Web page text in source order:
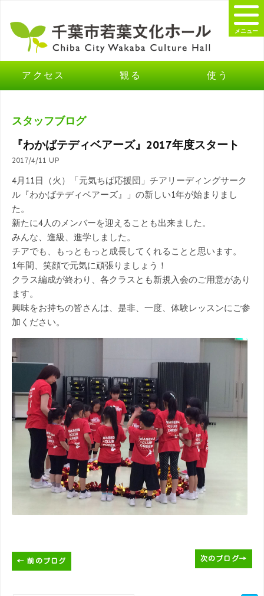
アクセス 観る 使う
メニュー
スタッフブログ
『わかばテディベアーズ』2017年度スタート
2017/4/11 UP
4月11日（火）「元気ちば応援団」チアリーディングサーク
ル『わかばテディベアーズ』」の新しい1年が始まりまし
た。
新たに4人のメンバーを迎えることも出来ました。
みんな、進級、進学しました。
チアでも、もっともっと成長してくれることと思います。
1年間、笑顔で元気に頑張りましょう！
クラス編成が終わり、各クラスとも新規入会のご用意があり
ます。
興味をお持ちの皆さんは、是非、一度、体験レッスンにご参
加ください。
← 前のブログ 次のブログ→